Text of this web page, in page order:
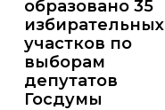
образовано 35
избирательных
участков по
выборам
депутатов
Госдумы